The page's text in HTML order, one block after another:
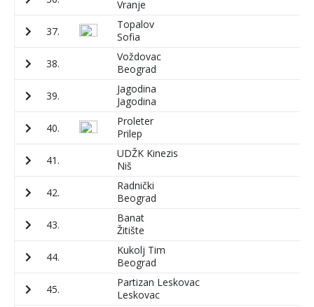
Vranje
37.
Topalov
Sofia
38.
Voždovac
Beograd
39.
Jagodina
Jagodina
40.
Proleter
Prilep
41.
UDŽK Kinezis
Niš
42.
Radnički
Beograd
43.
Banat
Žitište
44.
Kukolj Tim
Beograd
45.
Partizan Leskovac
Leskovac